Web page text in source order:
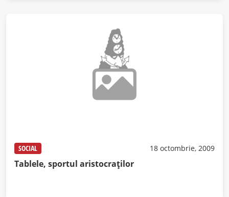
SOCIAL 18 octombrie, 2009
Tablele, sportul aristocraţilor